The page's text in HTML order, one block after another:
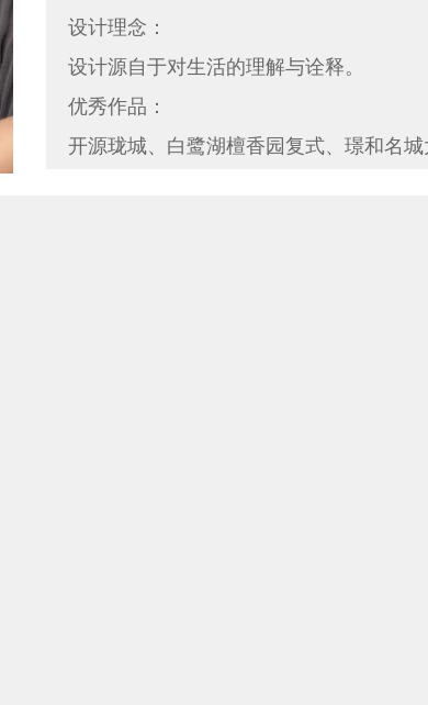
设计理念：
设计源自于对生活的理解与诠释。
优秀作品：
开源珑城、白鹭湖檀香园复式、璟和名